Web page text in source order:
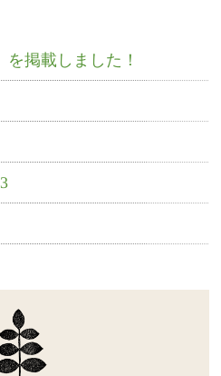
掲載しました！